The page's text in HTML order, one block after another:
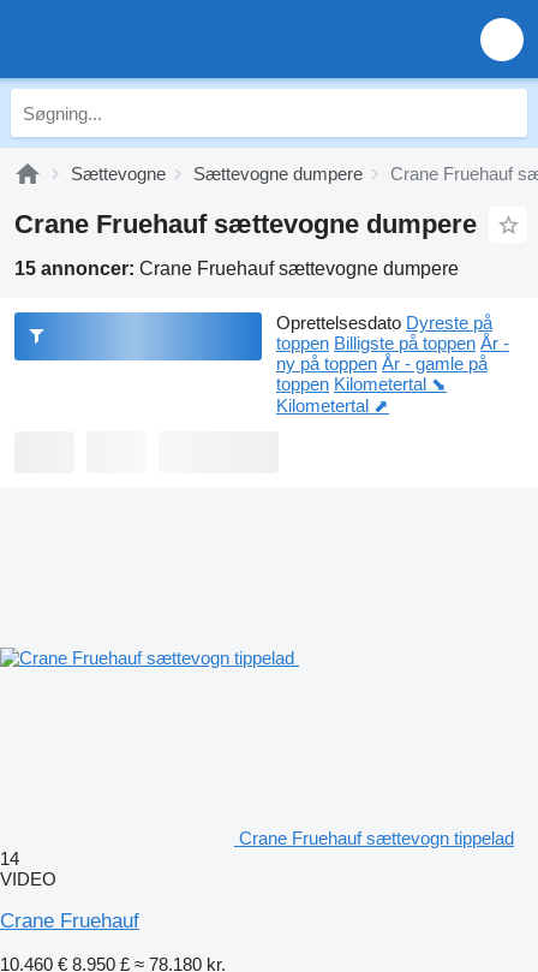
Sættevogne Sættevogne dumpere Crane Fruehauf
Crane Fruehauf sættevogne dumpere
15 annoncer: Crane Fruehauf sættevogne dumpere
Oprettelsesdato Dyreste på
toppen Billigste på toppen År -
ny på toppen År - gamle på
toppen Kilometertal ⬊
Kilometertal ⬈
Crane Fruehauf sættevogn tippelad
14
VIDEO
Crane Fruehauf
10.460 € 8.950 £ ≈ 78.180 kr.